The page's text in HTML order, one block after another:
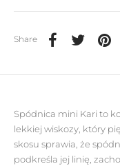
Share
Spódnica mini Kari to
lekkiej wiskozy, który
skosu sprawia, że
podkreśla jej linię,